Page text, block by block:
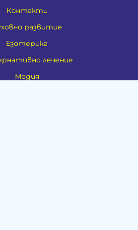
Контакти
развитие
Езотерика
лечение
Медия